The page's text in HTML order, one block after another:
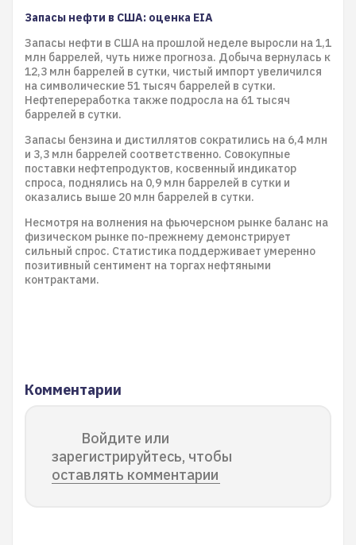
Запасы нефти в США: оценка EIA
Запасы нефти в США на прошлой неделе выросли на 1,1
млн баррелей, чуть ниже прогноза. Добыча вернулась к
12,3 млн баррелей в сутки, чистый импорт увеличился
на символические 51 тысяч баррелей в сутки.
Нефтепереработка также подросла на 61 тысяч
баррелей в сутки.
Запасы бензина и дистиллятов сократились на 6,4 млн
и 3,3 млн баррелей соответственно. Совокупные
поставки нефтепродуктов, косвенный индикатор
спроса, поднялись на 0,9 млн баррелей в сутки и
оказались выше 20 млн баррелей в сутки.
Несмотря на волнения на фьючерсном рынке баланс на
физическом рынке по-прежнему демонстрирует
сильный спрос. Статистика поддерживает умеренно
позитивный сентимент на торгах нефтяными
контрактами.
Комментарии
Войдите или
зарегистрируйтесь, чтобы
оставлять комментарии